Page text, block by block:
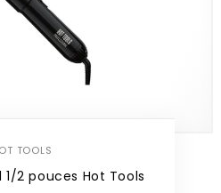
TOOLS
1/2 pouces Hot Tools